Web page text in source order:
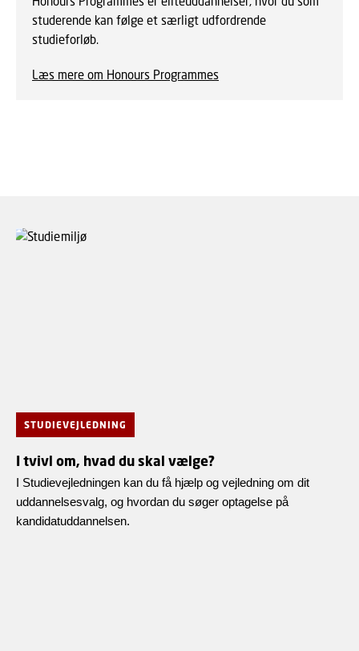
studerende kan følge et særligt udfordrende
studieforløb.
Læs mere om Honours Programmes
STUDIEVEJLEDNING
I tvivl om, hvad du skal vælge?
I Studievejledningen kan du få hjælp og vejledning om dit
uddannelsesvalg, og hvordan du søger optagelse på
kandidatuddannelsen.